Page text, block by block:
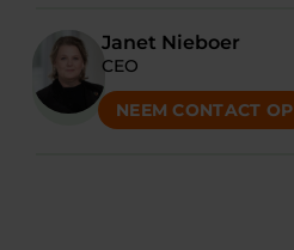
Janet Nieboer
CEO
NEEM CONTACT OP